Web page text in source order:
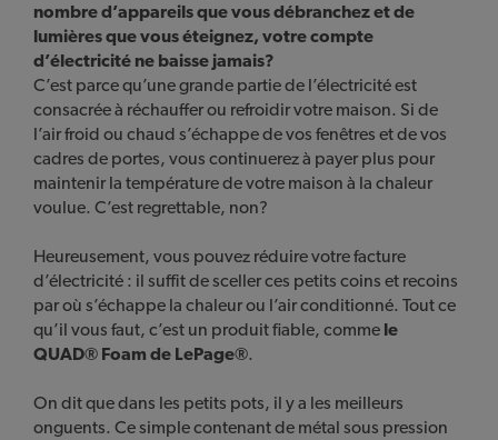
nombre d’appareils que vous débranchez et de
lumières que vous éteignez, votre compte
d’électricité ne baisse jamais?
C’est parce qu’une grande partie de l’électricité est
consacrée à réchauffer ou refroidir votre maison. Si de
l’air froid ou chaud s’échappe de vos fenêtres et de vos
cadres de portes, vous continuerez à payer plus pour
maintenir la température de votre maison à la chaleur
voulue. C’est regrettable, non?
Heureusement, vous pouvez réduire votre facture
d’électricité : il suffit de sceller ces petits coins et recoins
par où s’échappe la chaleur ou l’air conditionné. Tout ce
qu’il vous faut, c’est un produit fiable, comme le
QUAD® Foam de LePage®.
On dit que dans les petits pots, il y a les meilleurs
onguents. Ce simple contenant de métal sous pression